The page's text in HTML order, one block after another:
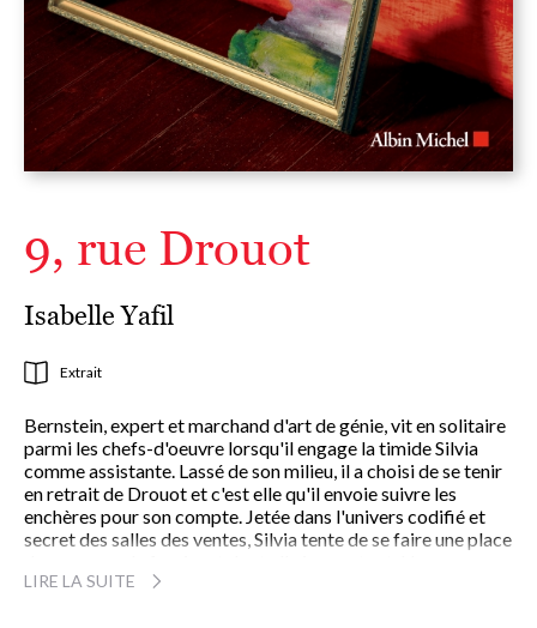
9, rue Drouot
Isabelle Yafil
Extrait
Bernstein, expert et marchand d'art de génie, vit en solitaire
parmi les chefs-d'oeuvre lorsqu'il engage la timide Silvia
comme assistante. Lassé de son milieu, il a choisi de se tenir
en retrait de Drouot et c'est elle qu'il envoie suivre les
enchères pour son compte. Jetée dans l'univers codifié et
secret des salles des ventes, Silvia tente de se faire une place
complicité naît entre ces deux êtres que tout oppose.
LIRE LA SUITE